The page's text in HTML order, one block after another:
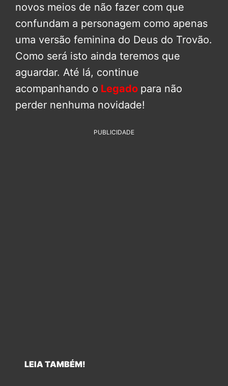
novos meios de não fazer com que
confundam a personagem como apenas
uma versão feminina do Deus do Trovão.
Como será isto ainda teremos que
aguardar. Até lá, continue
acompanhando o Legado para não
perder nenhuma novidade!
PUBLICIDADE
LEIA TAMBÉM!